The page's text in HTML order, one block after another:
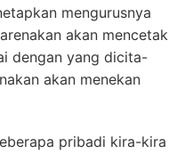
mengurusnya
akan mencetak
dengan yang dicita-
akan menekan
pribadi kira-kira